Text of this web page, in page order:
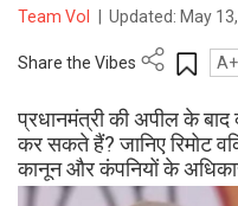
Team VoI Updated: May
Share the Vibes A+
प्रधानमंत्री की अपील के बाद
कर सकते हैं? जानिए रिमोट
कानून और कंपनियों के